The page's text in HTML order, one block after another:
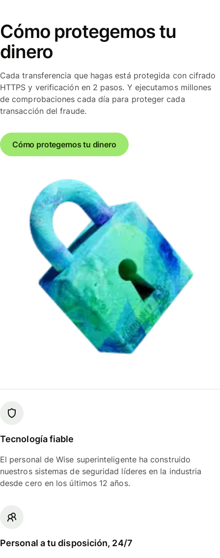
Cómo protegemos tu
dinero
Cada transferencia que hagas está protegida con cifrado
HTTPS y verificación en 2 pasos. Y ejecutamos millones
de comprobaciones cada día para proteger cada
transacción del fraude.
Cómo protegemos tu dinero
Tecnología fiable
El personal de Wise superinteligente ha construido
nuestros sistemas de seguridad líderes en la industria
desde cero en los últimos 12 años.
Personal a tu disposición, 24/7